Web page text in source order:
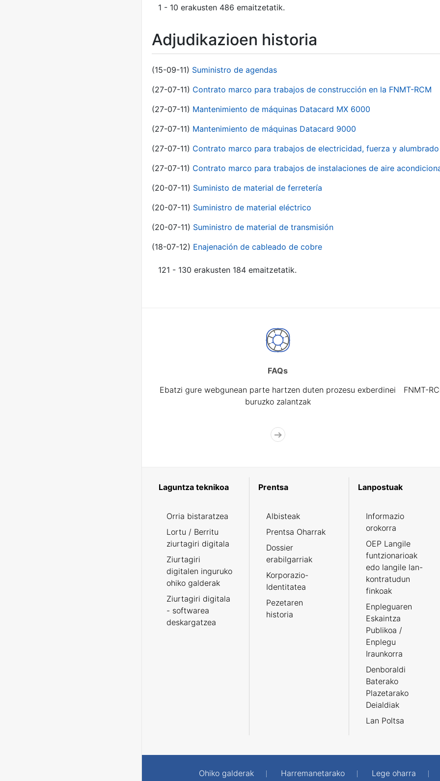
1 - 10 erakusten 486 emaitzetatik.
Adjudikazioen historia
(15-09-11) Suministro de agendas
(27-07-11) Contrato marco para trabajos de construcción en la FNMT-RCM
(27-07-11) Mantenimiento de máquinas Datacard MX 6000
(27-07-11) Mantenimiento de máquinas Datacard 9000
(27-07-11) Contrato marco para trabajos de electricidad, fuerza y alumbrado
(27-07-11) Contrato marco para trabajos de instalaciones de aire
(20-07-11) Suministo de material de ferretería
(20-07-11) Suministro de material eléctrico
(20-07-11) Suministro de material de transmisión
(18-07-12) Enajenación de cableado de cobre
121 - 130 erakusten 184 emaitzetatik.
FAQs
Ebatzi gure webgunean parte hartzen duten prozesu exberdinei
buruzko zalantzak
FNMT-
Laguntza teknikoa
Orria bistaratzea
Lortu / Berritu
ziurtagiri digitala
Ziurtagiri
digitalen inguruko
ohiko galderak
Ziurtagiri digitala
- softwarea
deskargatzea
Prentsa
Albisteak
Prentsa Oharrak
Dossier
erabilgarriak
Korporazio-
Identitatea
Pezetaren
historia
Lanpostuak
Informazio
orokorra
OEP Langile
funtzionarioak
edo langile lan-
kontratudun
finkoak
Enpleguaren
Eskaintza
Publikoa /
Enplegu
Iraunkorra
Denboraldi
Baterako
Plazetarako
Deialdiak
Lan Poltsa
Ohiko galderak Harremanetarako Lege oharra